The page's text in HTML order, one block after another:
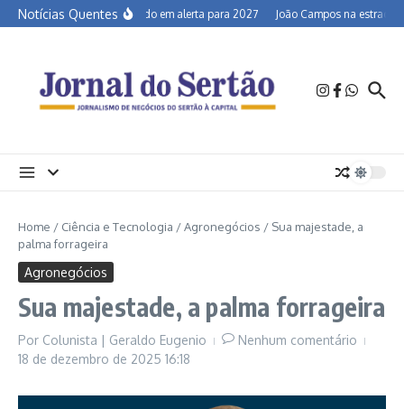
Ir para o conteúdo
Notícias QuentesSemiárido em alerta para 2027 João Campos na estrada
Home / Ciência e Tecnologia /Agronegócios / Sua majestade, a
palma forrageira
Agronegócios
Sua majestade, a palma forrageira
Por Colunista | Geraldo Eugenio
Nenhum comentário
18 de dezembro de 2025 16:18